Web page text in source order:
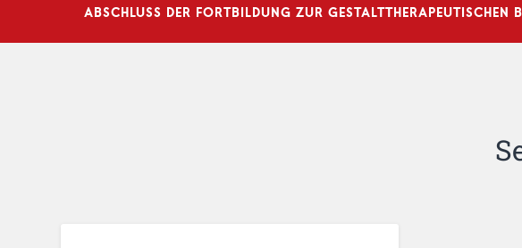
ABSCHLUSS DER FORTBILDUNG ZUR GESTALTTHERAPEUTISCHEN